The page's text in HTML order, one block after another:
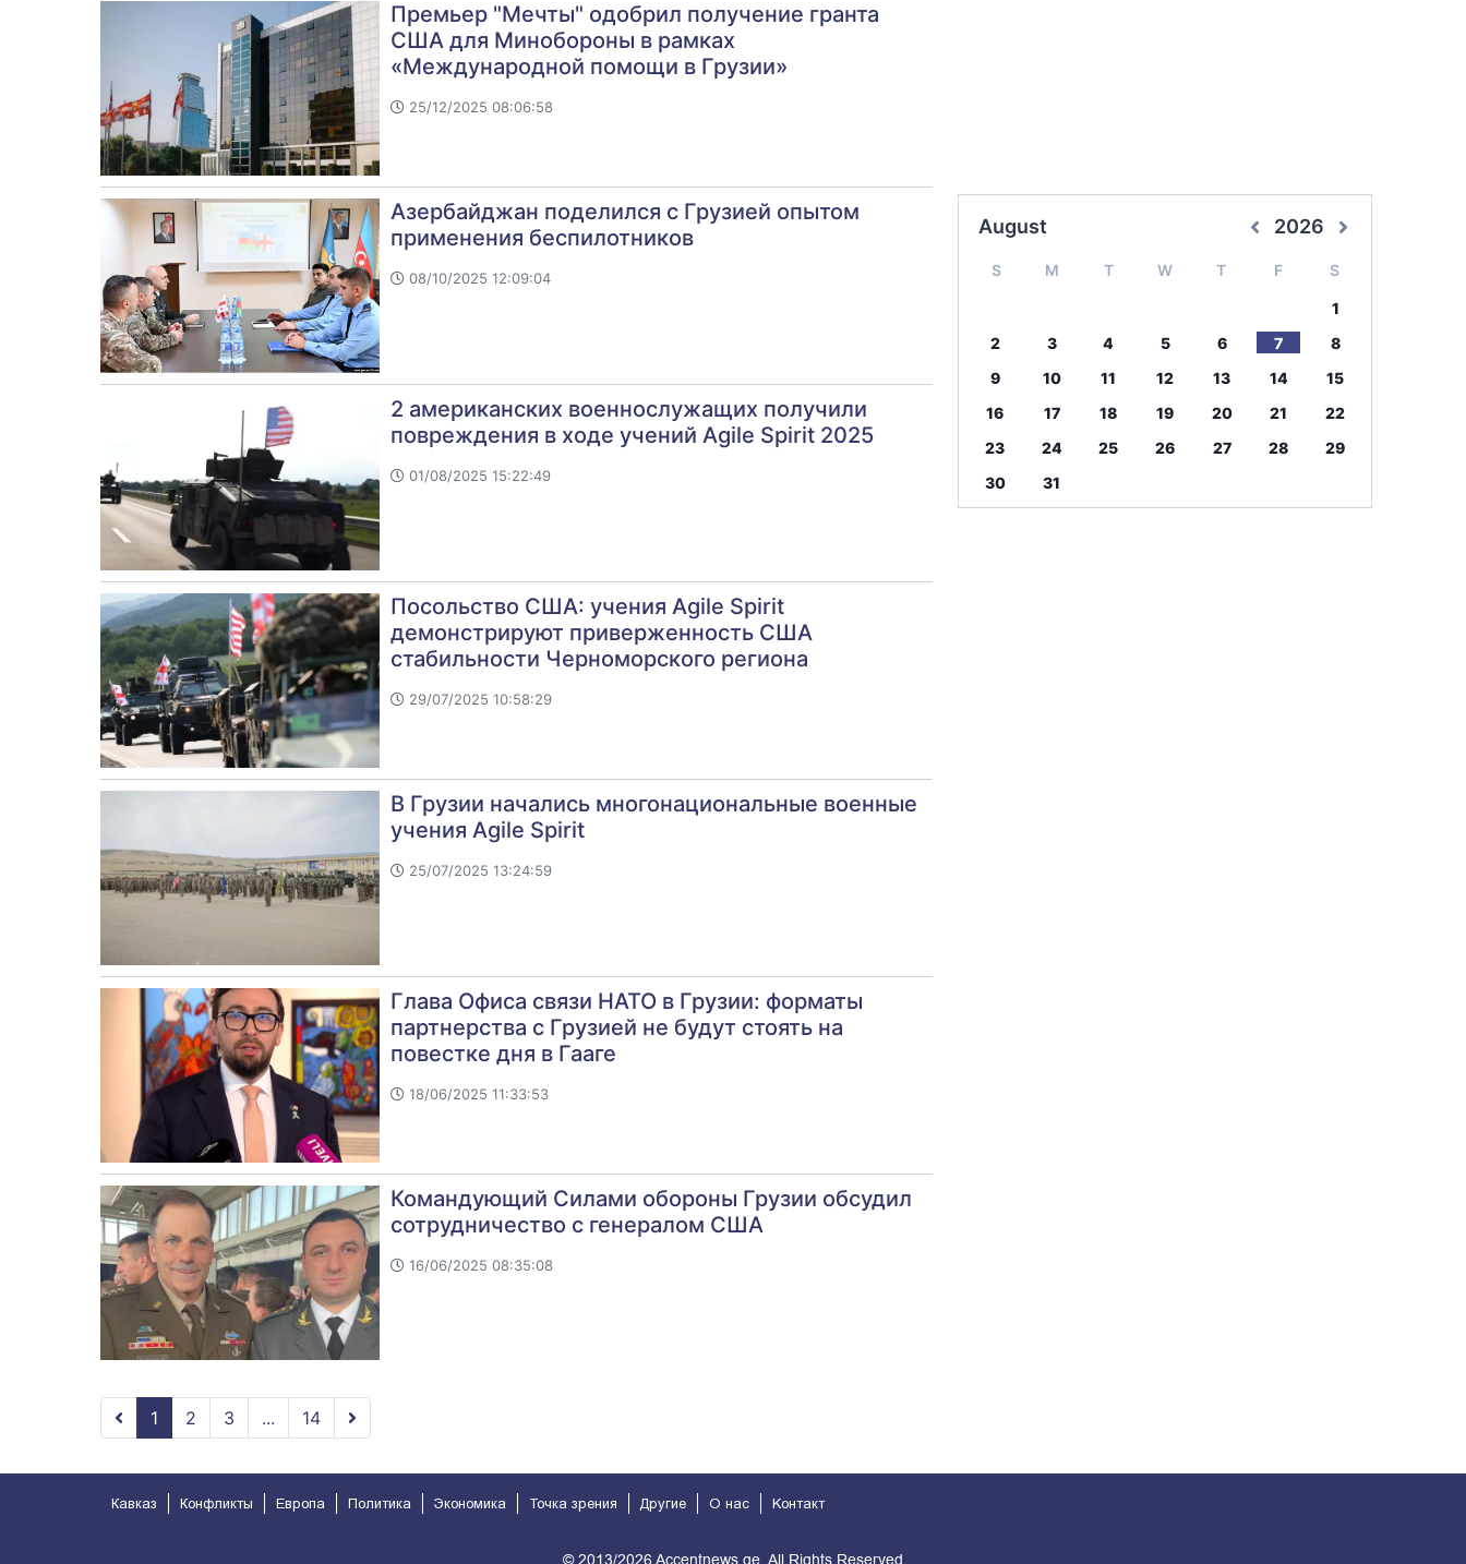
Премьер "Мечты" одобрил получение гранта
США для Минобороны в рамках
«Международной помощи в Грузии»
25/12/2025 08:06:58
Азербайджан поделился с Грузией опытом
применения беспилотников
08/10/2025 12:09:04
2 американских военнослужащих получили
повреждения в ходе учений Agile Spirit 2025
01/08/2025 15:22:49
Посольство США: учения Agile Spirit
демонстрируют приверженность США
стабильности Черноморского региона
29/07/2025 10:58:29
В Грузии начались многонациональные военные
учения Agile Spirit
25/07/2025 13:24:59
Глава Офиса связи НАТО в Грузии: форматы
партнерства с Грузией не будут стоять на
повестке дня в Гааге
18/06/2025 11:33:53
Командующий Силами обороны Грузии обсудил
сотрудничество с генералом США
16/06/2025 08:35:08
1 2 3 ... 14
August 2026
S M T W T F S
1
2
3 4 5 6 7
8
9
10 11 12 13 14
15
16
17 18 19 20 21
22
23
24 25 26 27 28
29
30
31
Кавказ Конфликты Европа Политика Экономика Точка зрения Другие О нас Kонтакт